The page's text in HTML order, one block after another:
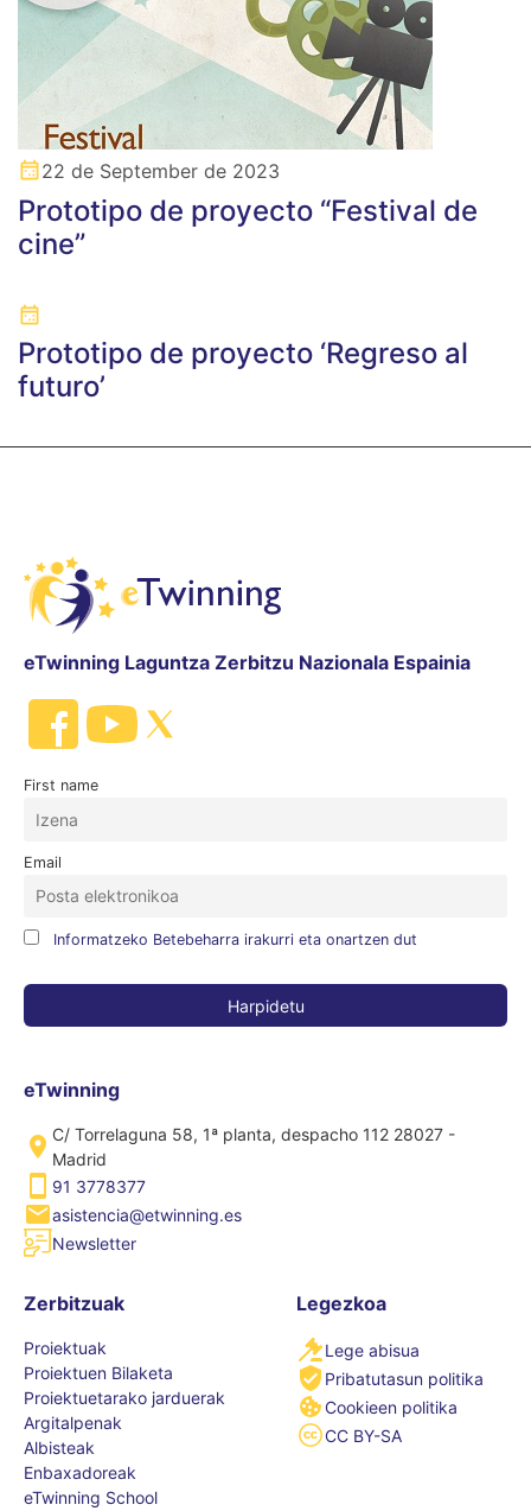
22 de September de 2023
Prototipo de proyecto “Festival de
cine”
Prototipo de proyecto ‘Regreso al
futuro’
eTwinning Laguntza Zerbitzu Nazionala Espainia
First name
Email
Informatzeko Betebeharra irakurri eta onartzen dut
eTwinning
C/ Torrelaguna 58, 1ª planta, despacho 112 28027 -
Madrid
91 3778377
asistencia@etwinning.es
Newsletter
Zerbitzuak
Proiektuak
Proiektuen Bilaketa
Proiektuetarako jarduerak
Argitalpenak
Albisteak
Enbaxadoreak
eTwinning School
Legezkoa
Lege abisua
Pribatutasun politika
Cookieen politika
CC BY-SA